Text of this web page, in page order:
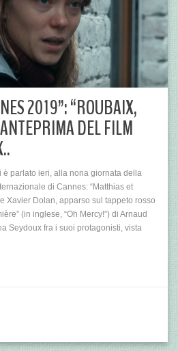
2019”: “ROUBAIX,
DEL FILM
è parlato ieri, alla nona giornata della
di Cannes: “Matthias et
Xavier Dolan, apparso sul tappeto rosso
(in inglese, “Oh Mercy!”) di Arnaud
Seydoux fra i suoi protagonisti, vista